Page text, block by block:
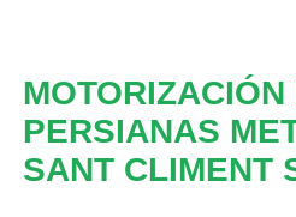
MOTORIZACIÓN
PERSIANAS
SANT CLIMENT